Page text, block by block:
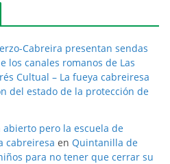
Cabreira presentan sendas
los canales romanos de Las
Cultual – La fueya cabreiresa
del estado de la protección de
abierto pero la escuela de
cabreiresa en Quintanilla de
para no tener que cerrar su